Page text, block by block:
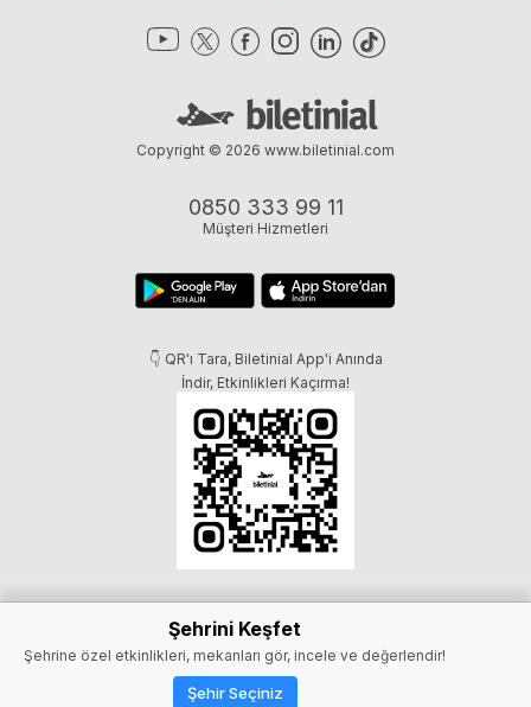
Şehrini Keşfet
Şehrine özel etkinlikleri, mekanları gör, incele ve değerlendir!
Şehir Seçiniz
0850 333 99 11
Müşteri Hizmetleri
👇 QR'ı Tara, Biletinial App'i Anında
İndir, Etkinlikleri Kaçırma!
Copyright © 2026 www.biletinial.com